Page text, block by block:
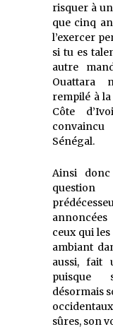
risquer à
que cinq
l’exercer
si tu es
autre
Ouattara
rempilé à
Côte
Sénégal.
Ainsi
ceux qui
ambiant
aussi, fait
puisque
désormais
sûres, son